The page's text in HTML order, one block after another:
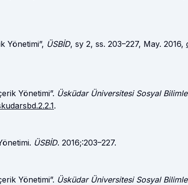
Yönetimi”, ÜSBİD, sy 2, ss. 203–227, May. 2016,
Yönetimi”. Üsküdar Üniversitesi Sosyal
.
ÜSBİD. 2016;:203–227.
Yönetimi”. Üsküdar Üniversitesi Sosyal